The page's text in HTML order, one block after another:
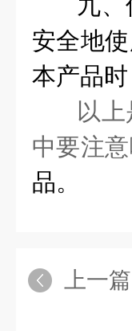
安全地
本产品
以
中要注
品。
上一篇